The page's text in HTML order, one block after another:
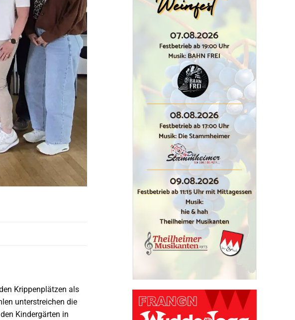
Krippenplätzen als
unterstreichen die
Kindergärten in